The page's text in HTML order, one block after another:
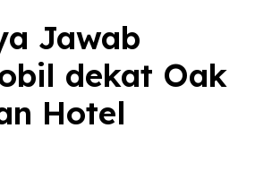
Jawab
dekat Oak
Hotel